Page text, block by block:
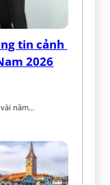
tin cảnh
2026
năm…